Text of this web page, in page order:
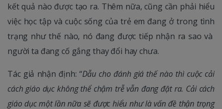
kết quả nào được tạo ra. Thêm nữa, cũng cần phải hiểu
việc học tập và cuộc sống của trẻ em đang ở trong tình
trạng như thế nào, nó đang được tiếp nhận ra sao và
người ta đang cố gắng thay đổi hay chưa.
Tác giả nhận định: “Dẫu cho đánh giá thế nào thì cuộc cải
cách giáo dục không thể chậm trễ vẫn đang đặt ra. Cải cách
giáo dục một lần nữa sẽ được hiểu như là vấn đề thận trọng